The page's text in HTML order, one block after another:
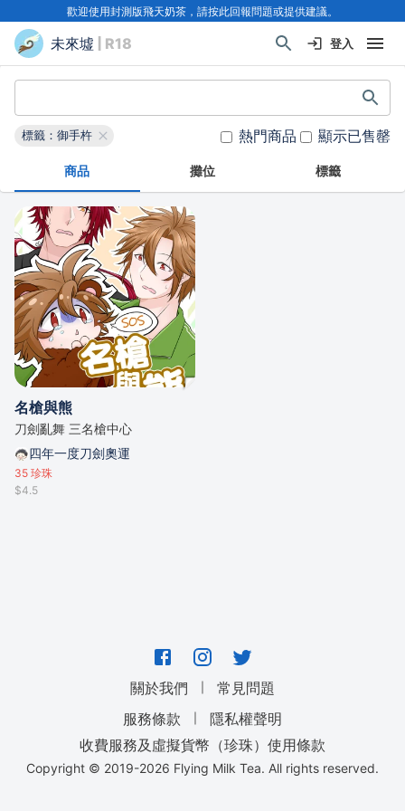
歡迎使用封測版飛天奶茶，請按此回報問題或提供建議。
未來墟 | R18 登入
標籤：御手杵 熱門商品 顯示已售罄
商品 攤位 標籤
名槍與熊
刀劍亂舞 三名槍中心
四年一度刀劍奧運
35 珍珠
$4.5
關於我們 ｜
常見問題
服務條款
｜
隱私權聲明
收費服務及虛擬貨幣（珍珠）使用條款
Copyright © 2019-2026 Flying Milk Tea. All rights reserved.